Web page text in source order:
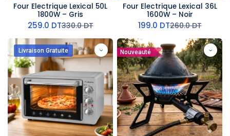
Four Electrique Lexical 50L
1800W – Gris
259.0 DT330.0DT
Four Electrique Lexical 36L
1600W – Noir
199.0 DT260.0DT
Livraison Gratuite Nouveauté